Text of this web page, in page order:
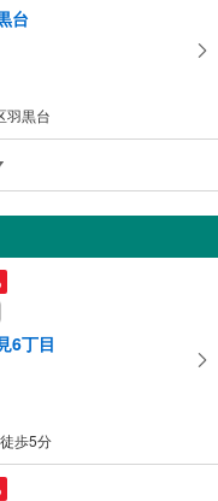
台
羽黒台
字古舘
谷字古舘
6丁目
歩5分